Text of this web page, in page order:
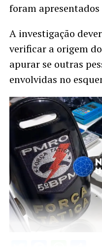
foram
A investigação
verificar a origem
apurar se outras
envolvidas no